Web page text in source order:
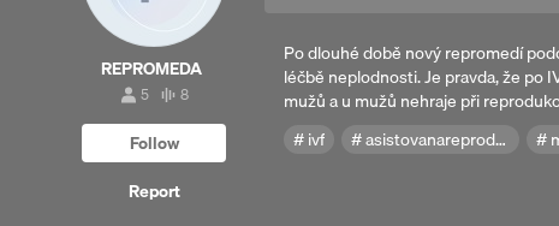
REPROMEDA
5
followers
5 8
tracks
8
Follow
Report
Po dlouhé době nový repromedí
léčbě neplodnosti. Je pravda, že po
mužů a u mužů nehraje při
ivf
asistovanareprodukce